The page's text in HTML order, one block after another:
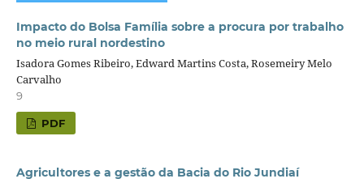
Impacto do Bolsa Família sobre a procura por trabalho
no meio rural nordestino
Isadora Gomes Ribeiro, Edward Martins Costa, Rosemeiry Melo
Carvalho
9
PDF
Agricultores e a gestão da Bacia do Rio Jundiaí